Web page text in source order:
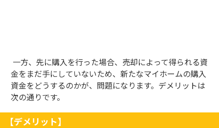
一方、先に購入を行った場合、売却によって得られる資
金をまだ手にしていないため、新たなマイホームの購入
資金をどうするのかが、問題になります。デメリットは
次の通りです。
【デメリット】